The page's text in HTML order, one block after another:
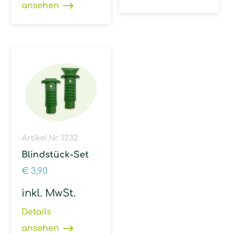
ansehen
Artikel Nr. 1232
Blindstück-Set
€ 3,90
inkl. MwSt.
Details
ansehen